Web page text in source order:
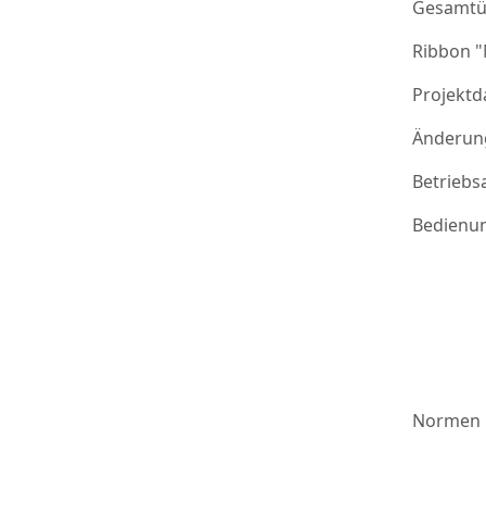
Ribbon
Normen